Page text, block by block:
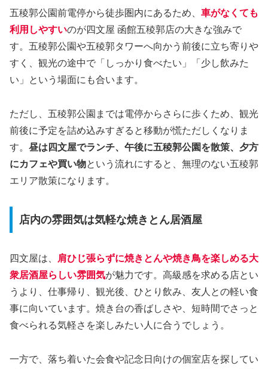
五稜郭公園前電停から徒歩圏内にあるため、 車がなくても
利用しやすいのが四文屋 函館五稜郭店の大きな強みで
す。五稜郭公園や五稜郭タワーへ向かう前後に立ち寄りや
すく、観光の途中で「しっかり食べたい」「少し飲みた
い」という場面にも合います。
ただし、五稜郭公園までは電停からさらに歩くため、観光
前後に予定を詰め込みすぎると移動が慌ただしくなりま
す。 昼は四文屋でランチ、午後に五稜郭公園を散策、夕方
にカフェや買い物という流れにすると、無理のない五稜郭
エリア散策になります。
店内の雰囲気は気軽な焼きとん居酒屋
四文屋は、
肩ひじ張らずに焼きとんや焼き鳥を楽しめる大
衆居酒屋らしい雰囲気が魅力です。高級感を求める店とい
うより、仕事帰り、観光後、ひとり飲み、友人との軽い食
事に向いています。焼き台の香ばしさや、短時間でさっと
食べられる気軽さを楽しみたい人に合うでしょう。
一方で、落ち着いた会食や記念日向けの個室店を探してい